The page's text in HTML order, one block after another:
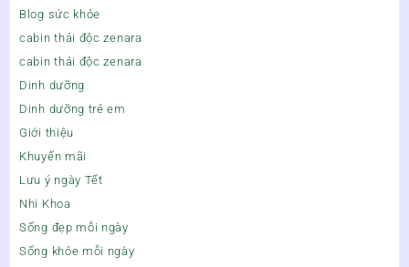
Blog sức khỏe
cabin thải độc zenara
cabin thải độc zenara
Dinh dưỡng
Dinh dưỡng trẻ em
Giới thiệu
Khuyến mãi
Lưu ý ngày Tết
Nhi Khoa
Sống đẹp mỗi ngày
Sống khỏe mỗi ngày